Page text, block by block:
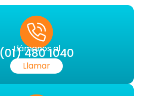
Llámanos al
(01) 480 1040
Llamar